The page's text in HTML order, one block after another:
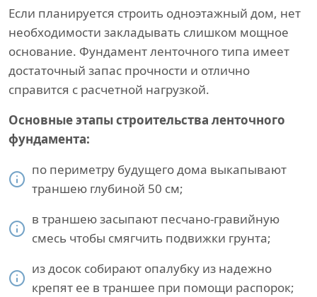
Если планируется строить одноэтажный дом, нет
необходимости закладывать слишком мощное
основание. Фундамент ленточного типа имеет
достаточный запас прочности и отлично
справится с расчетной нагрузкой.
Основные этапы строительства ленточного
фундамента:
по периметру будущего дома выкапывают
траншею глубиной 50 см;
в траншею засыпают песчано-гравийную
смесь чтобы смягчить подвижки грунта;
из досок собирают опалубку из надежно
крепят ее в траншее при помощи распорок;